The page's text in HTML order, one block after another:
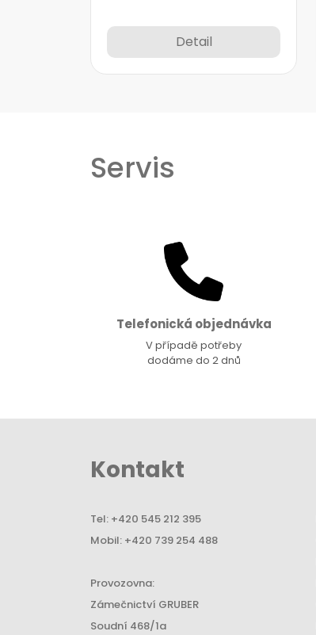
Detail
Servis
Telefonická objednávka
V případě potřeby
dodáme do 2 dnů
Kontakt
Tel: +420 545 212 395
Mobil: +420 739 254 488
Provozovna:
Zámečnictví GRUBER
Soudní 468/1a